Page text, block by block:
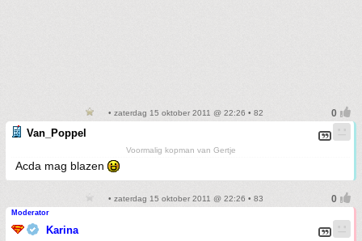
• zaterdag 15 oktober 2011 @ 22:26 • 82
Van_Poppel
Voormalig kopman van Gertje
Acda mag blazen
• zaterdag 15 oktober 2011 @ 22:26 • 83
Moderator
Karina